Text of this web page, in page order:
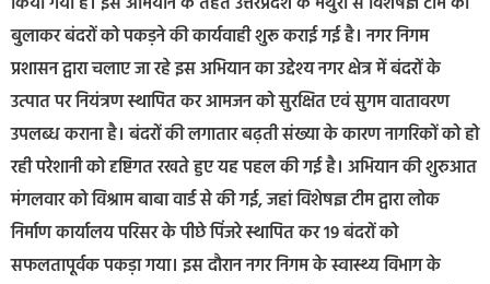
बुलाकर बंदरों को पकड़ने की कार्यवाही शुरू कराई गई है। नगर निगम
प्रशासन द्वारा चलाए जा रहे इस अभियान का उद्देश्य नगर क्षेत्र में बंदरों के
उत्पात पर नियंत्रण स्थापित कर आमजन को सुरक्षित एवं सुगम वातावरण
उपलब्ध कराना है। बंदरों की लगातार बढ़ती संख्या के कारण नागरिकों को हो
रही परेशानी को दृष्टिगत रखते हुए यह पहल की गई है। अभियान की शुरुआत
मंगलवार को विश्राम बाबा वार्ड से की गई, जहां विशेषज्ञ टीम द्वारा लोक
निर्माण कार्यालय परिसर के पीछे पिंजरे स्थापित कर 19 बंदरों को
सफलतापूर्वक पकड़ा गया। इस दौरान नगर निगम के स्वास्थ्य विभाग के